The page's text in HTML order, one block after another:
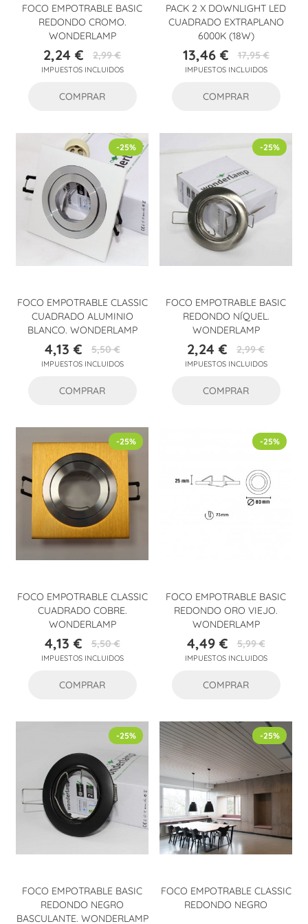
FOCO EMPOTRABLE BASIC
REDONDO CROMO.
WONDERLAMP
Precio
2,24 €Precio
base
2,99 €
IMPUESTOS INCLUIDOS
COMPRAR
PACK 2 X DOWNLIGHT LED
CUADRADO EXTRAPLANO
6000K (18W)
Precio
13,46 €Precio
base
17,95 €
IMPUESTOS INCLUIDOS
COMPRAR
FOCO EMPOTRABLE CLASSIC
CUADRADO ALUMINIO
BLANCO. WONDERLAMP
Precio
4,13 €Precio
base
5,50 €
IMPUESTOS INCLUIDOS
-25%
COMPRAR
FOCO EMPOTRABLE BASIC
REDONDO NÍQUEL.
WONDERLAMP
Precio
2,24 €Precio
base
2,99 €
IMPUESTOS INCLUIDOS
-25%
COMPRAR
FOCO EMPOTRABLE CLASSIC
CUADRADO COBRE.
WONDERLAMP
Precio
4,13 €Precio
base
5,50 €
IMPUESTOS INCLUIDOS
-25%
COMPRAR
FOCO EMPOTRABLE BASIC
REDONDO ORO VIEJO.
WONDERLAMP
Precio
4,49 €Precio
base
5,99 €
IMPUESTOS INCLUIDOS
-25%
COMPRAR
FOCO EMPOTRABLE BASIC
REDONDO NEGRO
BASCULANTE. WONDERLAMP
-25%
FOCO EMPOTRABLE CLASSIC
REDONDO NEGRO
-25%